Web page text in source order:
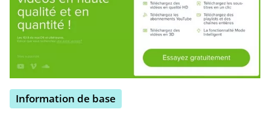
Information de base